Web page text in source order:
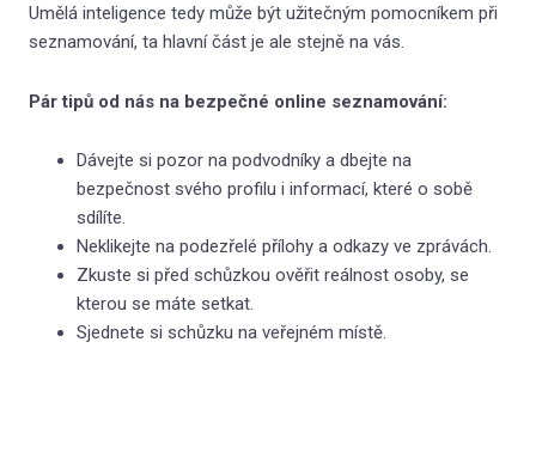
Umělá inteligence tedy může být užitečným pomocníkem při
seznamování, ta hlavní část je ale stejně na vás.
Pár tipů od nás na bezpečné online seznamování:
Dávejte si pozor na podvodníky a dbejte na
bezpečnost svého profilu i informací, které o sobě
sdílíte.
Neklikejte na podezřelé přílohy a odkazy ve zprávách.
Zkuste si před schůzkou ověřit reálnost osoby, se
kterou se máte setkat.
Sjednete si schůzku na veřejném místě.